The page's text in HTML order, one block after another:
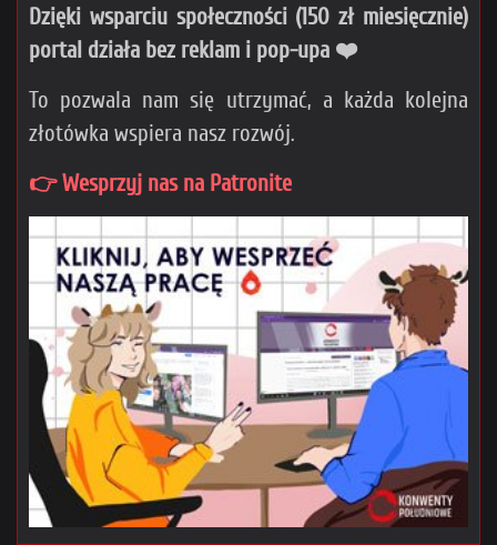
Dzięki wsparciu społeczności (150 zł miesięcznie)
portal działa bez reklam i pop-upa ❤️
To pozwala nam się utrzymać, a każda kolejna
złotówka wspiera nasz rozwój.
👉 Wesprzyj nas na Patronite